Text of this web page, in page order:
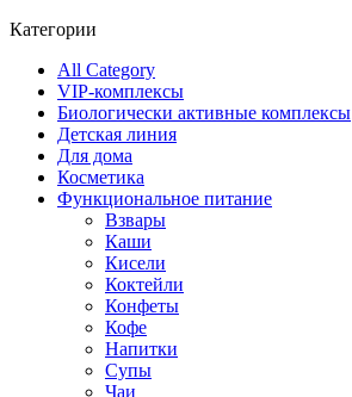
Категории
All Category
VIP-комплексы
Биологически активные комплексы
Детская линия
Для дома
Косметика
Функциональное питание
Взвары
Каши
Кисели
Коктейли
Конфеты
Кофе
Напитки
Супы
Чаи